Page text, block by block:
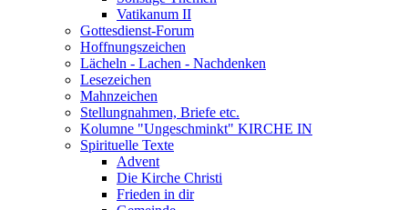
Vatikanum II
Gottesdienst-Forum
Hoffnungszeichen
Lächeln - Lachen - Nachdenken
Lesezeichen
Mahnzeichen
Stellungnahmen, Briefe etc.
Kolumne "Ungeschminkt" KIRCHE IN
Spirituelle Texte
Advent
Die Kirche Christi
Frieden in dir